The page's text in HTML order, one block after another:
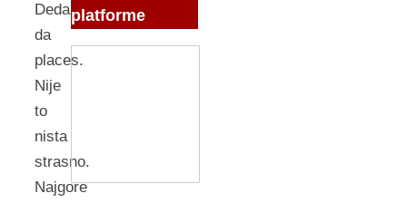
Deda
da
places.
Nije
to
nista
strasno.
Najgore
platforme